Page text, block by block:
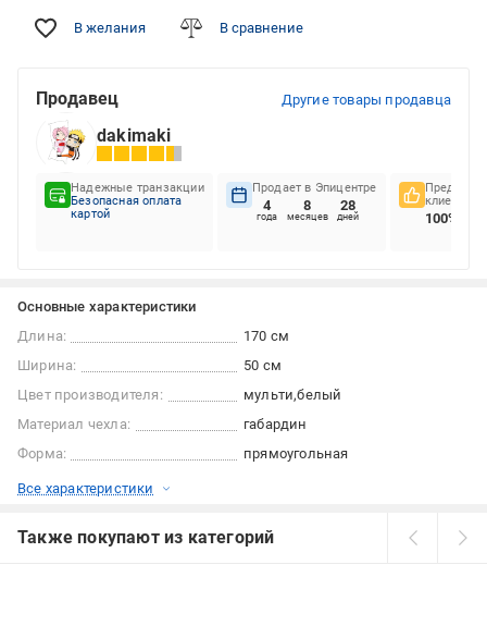
В желания В сравнение
Продавец Другие товары продавца
dakimaki
Надежные транзакции
Безопасная оплата
картой
Продает в Эпицентре
4
года
8
месяцев
28
дней
клиентов
100%
Основные характеристики
Длина:
170 см
Ширина:
50 см
Цвет производителя:
мульти белый
Материал чехла:
габардин
Форма:
прямоугольная
Все характеристики
Также покупают из категорий